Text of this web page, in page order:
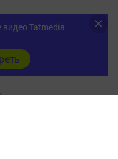
Tatmedia